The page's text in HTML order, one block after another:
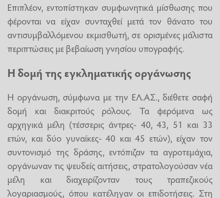
Επιπλέον, εντοπίστηκαν συμφωνητικά μίσθωσης που
φέρονται να είχαν συνταχθεί μετά τον θάνατο του
αντισυμβαλλόμενου εκμισθωτή, σε ορισμένες μάλιστα
περιπτώσεις με βεβαίωση γνησίου υπογραφής.
Η δομή της εγκληματικής οργάνωσης
Η οργάνωση, σύμφωνα με την ΕΛ.ΑΣ., διέθετε σαφή
δομή και διακριτούς ρόλους. Τα φερόμενα ως
αρχηγικά μέλη (τέσσερις άντρες- 40, 43, 51 και 33
ετών, και δύο γυναίκες- 40 και 45 ετών), είχαν τον
συντονισμό της δράσης, εντόπιζαν τα αγροτεμάχια,
οργάνωναν τις ψευδείς αιτήσεις, στρατολογούσαν νέα
μέλη και διαχειρίζονταν τους τραπεζικούς
λογαριασμούς, όπου κατέληγαν οι επιδοτήσεις. Στη